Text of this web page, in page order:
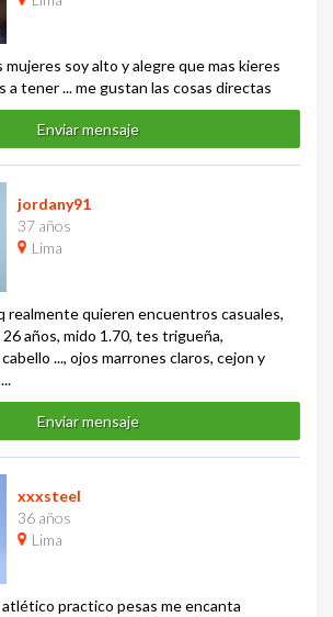
soy alto y alegre que mas kieres
a tener ... me gustan las cosas directas
Enviar mensaje
jordany91
37 años
Lima
realmente quieren encuentros casuales,
años, mido 1.70, tes trigueña,
..., ojos marrones claros, cejon y
Enviar mensaje
xxxsteel
36 años
Lima
practico pesas me encanta